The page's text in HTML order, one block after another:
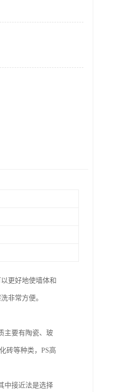
更好地使墙体和
非常方便。
主要有陶瓷、玻
砖等种类，PS高
中接近法是选择